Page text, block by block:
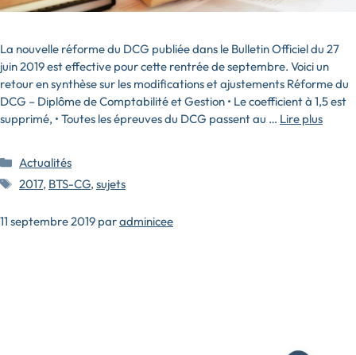
La nouvelle réforme du DCG publiée dans le Bulletin Officiel du 27
juin 2019 est effective pour cette rentrée de septembre. Voici un
retour en synthèse sur les modifications et ajustements Réforme du
DCG – Diplôme de Comptabilité et Gestion • Le coefficient à 1,5 est
supprimé, • Toutes les épreuves du DCG passent au … Lire plus
Catégories
Actualités
Étiquettes
2017, BTS-CG, sujets
11 septembre 2019 paradminicee